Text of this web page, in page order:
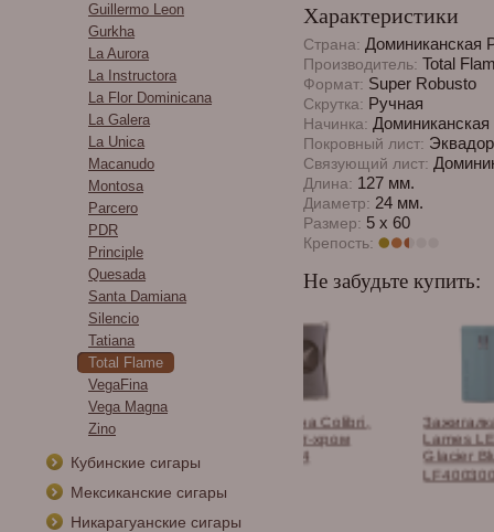
Guillermo Leon
Gurkha
La Aurora
La Instructora
La Flor Dominicana
La Galera
La Unica
Macanudo
Montosa
Parcero
PDR
Principle
Quesada
Santa Damiana
Silencio
Tatiana
Total Flame
VegaFina
Vega Magna
Zino
Кубинские сигары
Мексиканские сигары
Никарагуанские сигары
Характеристики
Страна: Доминиканская
Производитель: Total
Формат: Super Robusto
Скрутка: Ручная
Начинка:
Покровный лист: Эквадор
Связующий лист:
Длина: 127 мм.
Диаметр: 24 мм.
Размер: 5 x 60
Крепость:
Не забудьте купить:
Гильотина Colibri,
Зажигалка Les Fines
Lames LE FEU RS -